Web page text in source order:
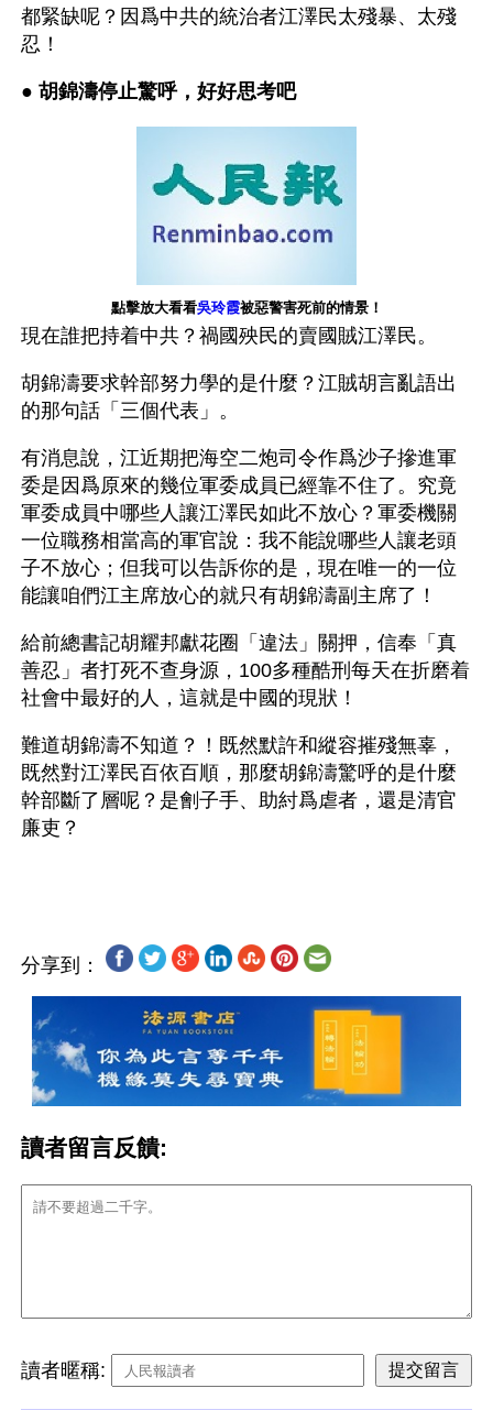
都緊缺呢？因爲中共的統治者江澤民太殘暴、太殘
忍！
● 胡錦濤停止驚呼，好好思考吧
點擊放大看看吳玲霞被惡警害死前的情景！
現在誰把持着中共？禍國殃民的賣國賊江澤民。
胡錦濤要求幹部努力學的是什麼？江賊胡言亂語出
的那句話「三個代表」。
有消息說，江近期把海空二炮司令作爲沙子摻進軍
委是因爲原來的幾位軍委成員已經靠不住了。究竟
軍委成員中哪些人讓江澤民如此不放心？軍委機關
一位職務相當高的軍官說：我不能說哪些人讓老頭
子不放心；但我可以告訴你的是，現在唯一的一位
能讓咱們江主席放心的就只有胡錦濤副主席了！
給前總書記胡耀邦獻花圈「違法」關押，信奉「真
善忍」者打死不查身源，100多種酷刑每天在折磨着
社會中最好的人，這就是中國的現狀！
難道胡錦濤不知道？！既然默許和縱容摧殘無辜，
既然對江澤民百依百順，那麼胡錦濤驚呼的是什麼
幹部斷了層呢？是劊子手、助紂爲虐者，還是清官
廉吏？
分享到：
讀者留言反饋:
讀者暱稱: